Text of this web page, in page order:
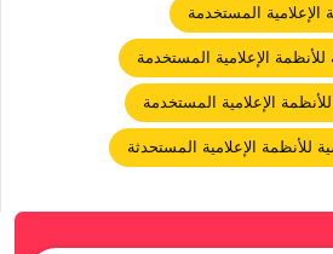
الإعلامية المستخدمة
الإعلامية المستخدمة
الإعلامية المستخدمة
للأنظمة الإعلامية المستحدثة